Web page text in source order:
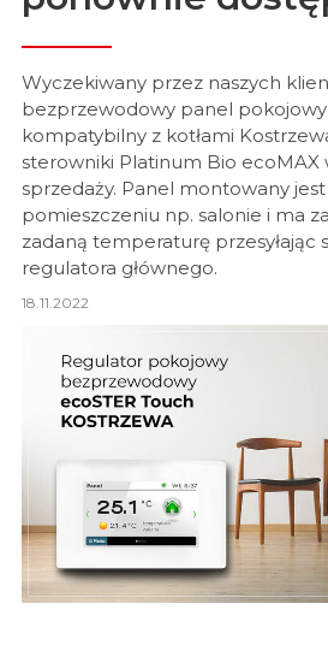
Wyczekiwany przez naszych
bezprzewodowy panel pokojowy
kompatybilny z kotłami
sterowniki Platinum Bio ecoMAX
sprzedaży. Panel montowany
pomieszczeniu np. salonie i ma
zadaną temperaturę przesyłając
regulatora głównego.
18.11.2022